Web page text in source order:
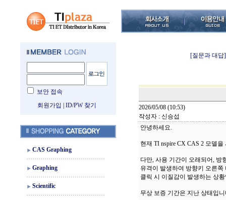
보안 접속
회원가입
ID/PW 찾기
CAS Graphing
Graphing
Scientific
[질문과 대답]
2026/05/08 (10:53)
작성자 : 신승섭
안녕하세요.
현재 TI nspire CX CAS 2 모델
다만, 사용 기간이 오래되어, 방
유격이 발생하여 방향키 오른
클릭 시 이질감이 발생하는 상
무상 보증 기간은 지난 상태입